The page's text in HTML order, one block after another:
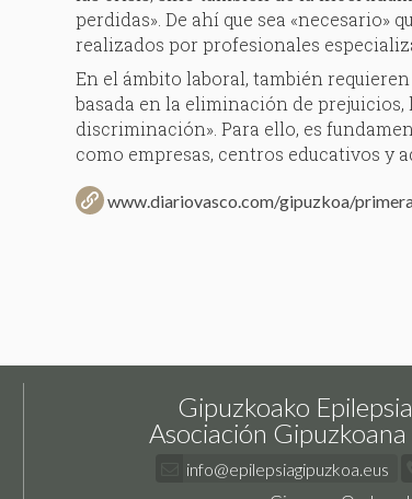
perdidas». De ahí que sea «necesario»
realizados por profesionales
En el ámbito laboral, también
basada en la eliminación de
discriminación». Para ello, es
como empresas, centros educativos y
www.diariovasco.com/gipuzkoa/
Gipuzkoako
Asociación Gipuzkoana
info@epilepsiagipuzkoa.eus